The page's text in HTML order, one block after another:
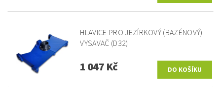
HLAVICE PRO JEZÍRKOVÝ (BAZÉNOVÝ)
VYSAVAČ (D32)
1 047 Kč